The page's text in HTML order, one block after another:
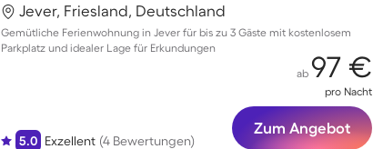
Jever, Friesland, Deutschland
Gemütliche Ferienwohnung in Jever für bis zu 3 Gäste mit kostenlosem
Parkplatz und idealer Lage für Erkundungen
5.0 Exzellent (4 Bewertungen)
ab 97 €
pro Nacht
Zum Angebot